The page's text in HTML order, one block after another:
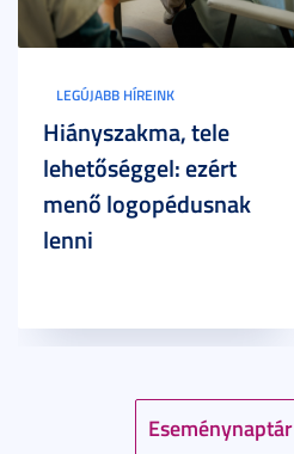
Eseménynaptár
LEGÚJABB HÍREINK
Hiányszakma, tele
lehetőséggel: ezért
menő logopédusnak
lenni